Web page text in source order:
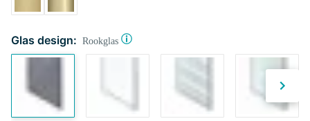
Glas design: Rookglas